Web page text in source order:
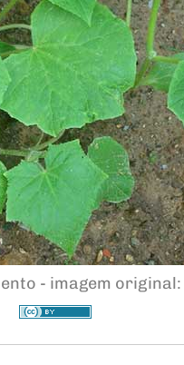
- imagem original: